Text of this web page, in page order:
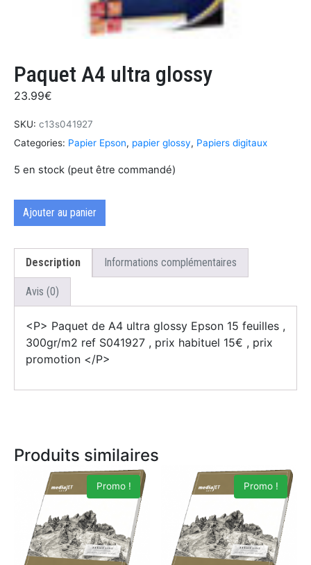
Paquet A4 ultra glossy
23.99€
SKU: c13s041927
Categories: Papier Epson, papier glossy, Papiers digitaux
5 en stock (peut être commandé)
Ajouter au panier
Description Informations complémentaires
Avis (0)
<P> Paquet de A4 ultra glossy Epson 15 feuilles ,
300gr/m2 ref S041927 , prix habituel 15€ , prix
promotion </P>
Produits similaires
Promo ! Promo !